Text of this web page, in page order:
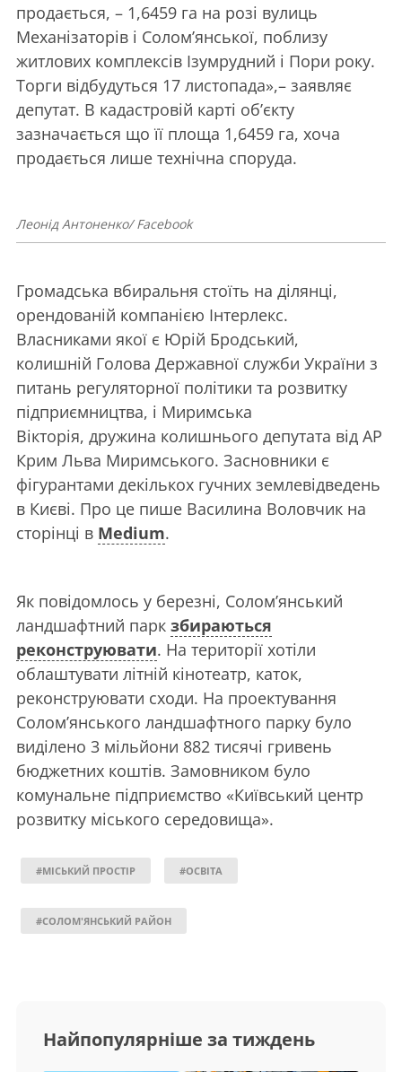
продається, – 1,6459 га на розі вулиць
Механізаторів і Солом’янської, поблизу
житлових комплексів Ізумрудний і Пори року.
Торги відбудуться 17 листопада»,– заявляє
депутат. В кадастровій карті об’єкту
зазначається що її площа 1,6459 га, хоча
продається лише технічна споруда.
Леонід Антоненко/ Facebook
Громадська вбиральня стоїть на ділянці,
орендованій компанією Інтерлекс.
Власниками якої є Юрій Бродський,
колишній Голова Державної служби України з
питань регуляторної політики та розвитку
підприємництва, і Миримська
Вікторія, дружина колишнього депутата від АР
Крим Льва Миримського. Засновники є
фігурантами декількох гучних землевідведень
в Києві. Про це пише Василина Воловчик на
сторінці в Medium.
Як повідомлось у березні, Солом’янський
ландшафтний парк збираються
реконструювати. На території хотіли
облаштувати літній кінотеатр, каток,
реконструювати сходи. На проектування
Солом’янського ландшафтного парку було
виділено 3 мільйони 882 тисячі гривень
бюджетних коштів. Замовником було
комунальне підприємство «Київський центр
розвитку міського середовища».
#МІСЬКИЙ ПРОСТІР #ОСВІТА
#СОЛОМ'ЯНСЬКИЙ РАЙОН
Найпопулярніше за тиждень